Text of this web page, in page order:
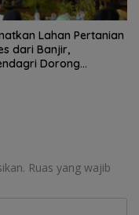
Lahan Pertanian
dari Banjir,
Dorong
Ruas yang wajib